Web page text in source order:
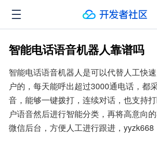
智能电话语音机器人靠谱吗
智能电话语音机器人是可以代替人工快
户的，每天能呼出超过3000通电话，都
音，能够一键拨打，连续对话，也支持
户语音然后进行智能分类，再将高意向
微信后台，方便人工进行跟进，yyzk668